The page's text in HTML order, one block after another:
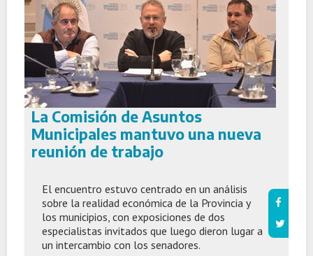
La Comisión de Asuntos
Municipales mantuvo una nueva
reunión de trabajo
El encuentro estuvo centrado en un análisis
sobre la realidad económica de la Provincia y
los municipios, con exposiciones de dos
especialistas invitados que luego dieron lugar a
un intercambio con los senadores.